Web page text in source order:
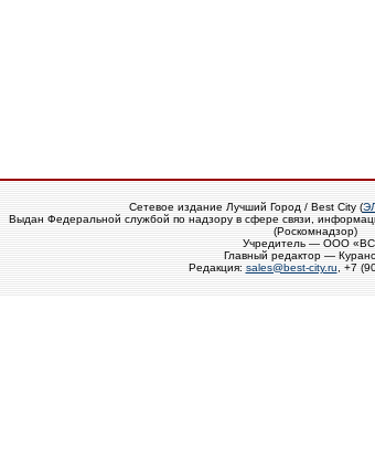
Сетевое издание Лучший Город / Best City (
Выдан Федеральной службой по надзору в сфере связи,
(Роскомнадзор)
Учредитель — ООО
Главный редактор —
Редакция: sales@best-city.ru , +7